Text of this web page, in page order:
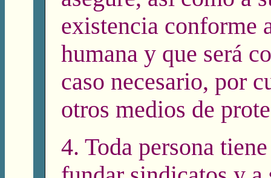
existencia conforme
humana y que será
caso necesario, por
otros medios de
4. Toda persona